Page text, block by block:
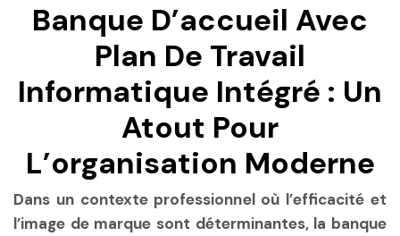
Banque D’accueil Avec
Plan De Travail
Informatique Intégré : Un
Atout Pour
L’organisation Moderne
Dans un contexte professionnel où l’efficacité et
l’image de marque sont déterminantes, la banque